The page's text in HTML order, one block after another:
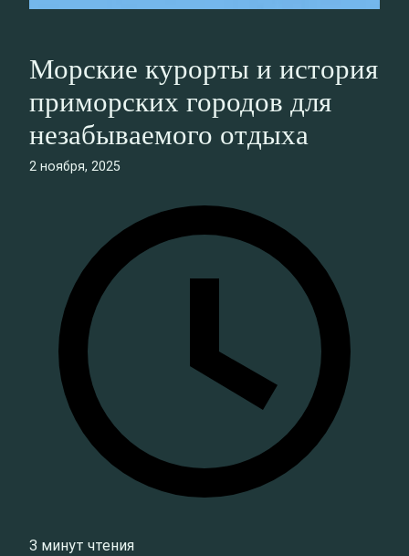
Морские курорты и история
приморских городов для
незабываемого отдыха
2 ноября, 2025
3 минут чтения